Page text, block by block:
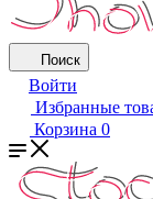
Поиск
Войти
Избранные
Корзина 0